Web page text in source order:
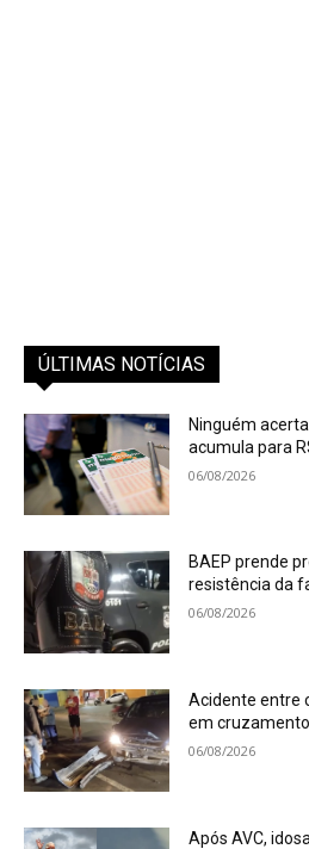
ÚLTIMAS NOTÍCIAS
Ninguém
acumula para
06/08/2026
BAEP prende
resistência da
06/08/2026
Acidente entre
em
06/08/2026
Após AVC,